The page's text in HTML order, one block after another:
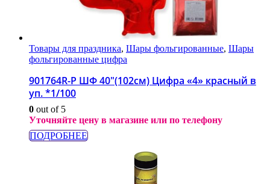
Товары для праздника, Шары фольгированные, Шары
фольгированные цифра
901764R-P ШФ 40″(102см) Цифра «4» красный в
уп. *1/100
0 out of 5
Уточняйте цену в магазине или по телефону
ПОДРОБНЕЕ